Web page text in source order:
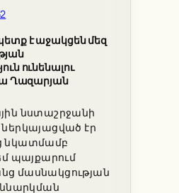
է աջակցեն մեզ
ունենալու
Ղազարյան
նստաշրջանի
էր
նկատմամբ
պայքարում
մասնակցության